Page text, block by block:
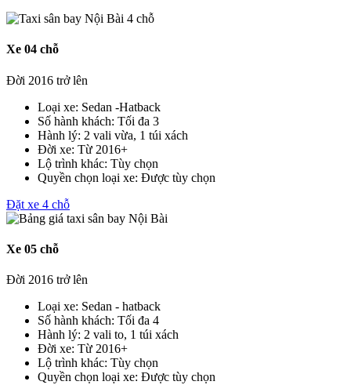
Xe 04 chỗ
Đời 2016 trở lên
Loại xe: Sedan -Hatback
Số hành khách: Tối đa 3
Hành lý: 2 vali vừa, 1 túi xách
Đời xe: Từ 2016+
Lộ trình khác: Tùy chọn
Quyền chọn loại xe: Được tùy chọn
Đặt xe 4 chỗ
Xe 05 chỗ
Đời 2016 trở lên
Loại xe: Sedan - hatback
Số hành khách: Tối đa 4
Hành lý: 2 vali to, 1 túi xách
Đời xe: Từ 2016+
Lộ trình khác: Tùy chọn
Quyền chọn loại xe: Được tùy chọn